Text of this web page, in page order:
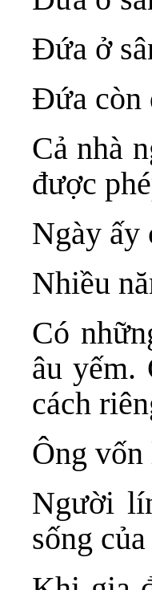
Đứa ở
Đứa còn
Cả nhà
được
Ngày ấy
Nhiều
Có
âu yếm.
cách
Ông
Người
sống